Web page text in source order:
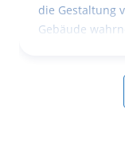
die Gestaltung
Gebäude